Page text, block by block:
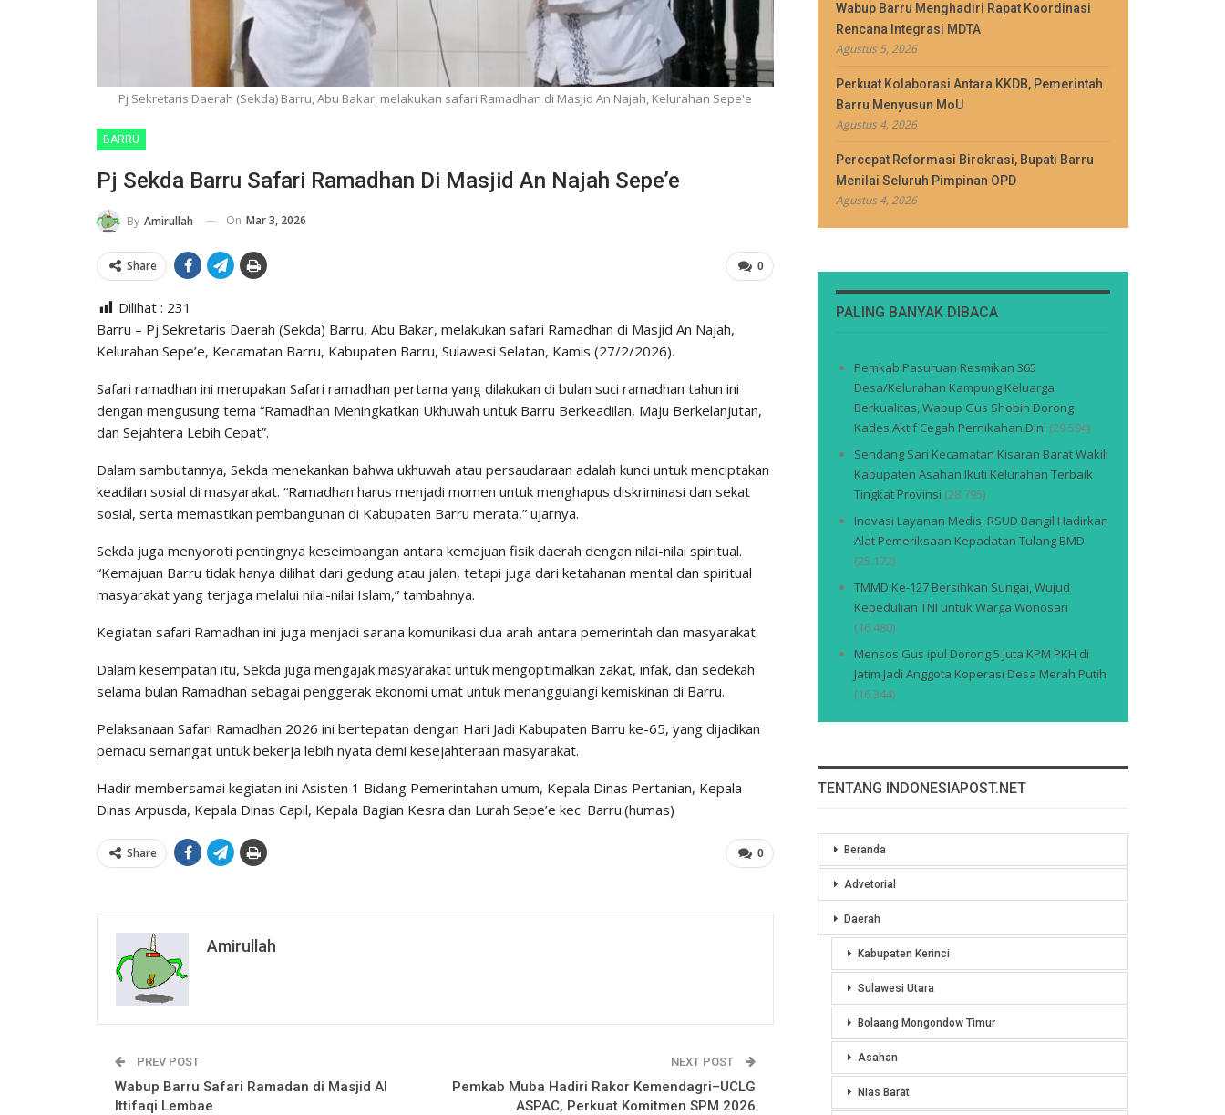
Pj Sekretaris Daerah (Sekda) Barru, Abu Bakar, melakukan safari Ramadhan di Masjid An Najah, Kelurahan Sepe'e
BARRU
Pj Sekda Barru Safari Ramadhan Di Masjid An Najah Sepe’e
By Amirullah On Mar 3, 2026
0
Share
Dilihat : 231
Barru – Pj Sekretaris Daerah (Sekda) Barru, Abu Bakar, melakukan safari Ramadhan di Masjid An Najah,
Kelurahan Sepe’e, Kecamatan Barru, Kabupaten Barru, Sulawesi Selatan, Kamis (27/2/2026).
Safari ramadhan ini merupakan Safari ramadhan pertama yang dilakukan di bulan suci ramadhan tahun ini
dengan mengusung tema “Ramadhan Meningkatkan Ukhuwah untuk Barru Berkeadilan, Maju Berkelanjutan,
dan Sejahtera Lebih Cepat”.
Dalam sambutannya, Sekda menekankan bahwa ukhuwah atau persaudaraan adalah kunci untuk menciptakan
keadilan sosial di masyarakat. “Ramadhan harus menjadi momen untuk menghapus diskriminasi dan sekat
sosial, serta memastikan pembangunan di Kabupaten Barru merata,” ujarnya.
Sekda juga menyoroti pentingnya keseimbangan antara kemajuan fisik daerah dengan nilai-nilai spiritual.
“Kemajuan Barru tidak hanya dilihat dari gedung atau jalan, tetapi juga dari ketahanan mental dan spiritual
masyarakat yang terjaga melalui nilai-nilai Islam,” tambahnya.
Kegiatan safari Ramadhan ini juga menjadi sarana komunikasi dua arah antara pemerintah dan masyarakat.
Dalam kesempatan itu, Sekda juga mengajak masyarakat untuk mengoptimalkan zakat, infak, dan sedekah
selama bulan Ramadhan sebagai penggerak ekonomi umat untuk menanggulangi kemiskinan di Barru.
Pelaksanaan Safari Ramadhan 2026 ini bertepatan dengan Hari Jadi Kabupaten Barru ke-65, yang dijadikan
pemacu semangat untuk bekerja lebih nyata demi kesejahteraan masyarakat.
Hadir membersamai kegiatan ini Asisten 1 Bidang Pemerintahan umum, Kepala Dinas Pertanian, Kepala
Dinas Arpusda, Kepala Dinas Capil, Kepala Bagian Kesra dan Lurah Sepe’e kec. Barru.(humas)
0
Share
Amirullah
PREV POST
Wabup Barru Safari Ramadan di Masjid Al
Ittifaqi Lembae
NEXT POST
Pemkab Muba Hadiri Rakor Kemendagri–UCLG
ASPAC, Perkuat Komitmen SPM 2026
Wabup Barru Menghadiri Rapat Koordinasi
Rencana Integrasi MDTA
Agustus 5, 2026
Perkuat Kolaborasi Antara KKDB, Pemerintah
Barru Menyusun MoU
Agustus 4, 2026
Percepat Reformasi Birokrasi, Bupati Barru
Menilai Seluruh Pimpinan OPD
Agustus 4, 2026
PALING BANYAK DIBACA
Pemkab Pasuruan Resmikan 365
Desa/Kelurahan Kampung Keluarga
Berkualitas, Wabup Gus Shobih Dorong
Kades Aktif Cegah Pernikahan Dini (29.594)
Sendang Sari Kecamatan Kisaran Barat Wakili
Kabupaten Asahan Ikuti Kelurahan Terbaik
Tingkat Provinsi (28.795)
Inovasi Layanan Medis, RSUD Bangil Hadirkan
Alat Pemeriksaan Kepadatan Tulang BMD
(25.172)
TMMD Ke-127 Bersihkan Sungai, Wujud
Kepedulian TNI untuk Warga Wonosari
(16.480)
Mensos Gus ipul Dorong 5 Juta KPM PKH di
Jatim Jadi Anggota Koperasi Desa Merah Putih
(16.344)
TENTANG INDONESIAPOST.NET
Beranda
Advetorial
Daerah
Kabupaten Kerinci
Sulawesi Utara
Bolaang Mongondow Timur
Asahan
Nias Barat